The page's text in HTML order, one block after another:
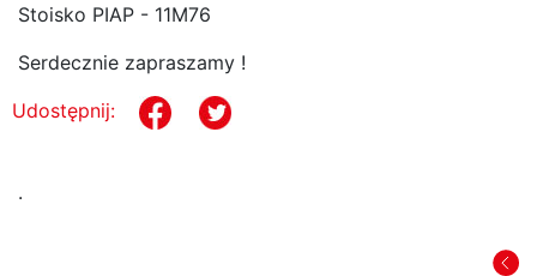
Stoisko PIAP - 11M76
Serdecznie zapraszamy !
Udostępnij:
.